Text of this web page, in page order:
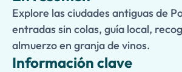
Explore las ciudades antiguas de
entradas sin colas, guía local,
almuerzo en granja de vinos.
Información clave